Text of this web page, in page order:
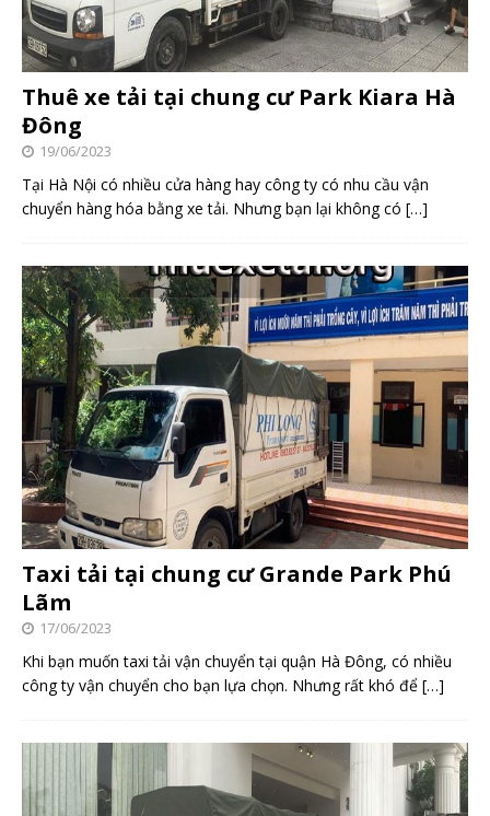
Thuê xe tải tại chung cư Park Kiara Hà
Đông
19/06/2023
Tại Hà Nội có nhiều cửa hàng hay công ty có nhu cầu vận
chuyển hàng hóa bằng xe tải. Nhưng bạn lại không có […]
Taxi tải tại chung cư Grande Park Phú
Lãm
17/06/2023
Khi bạn muốn taxi tải vận chuyển tại quận Hà Đông, có nhiều
công ty vận chuyển cho bạn lựa chọn. Nhưng rất khó để […]